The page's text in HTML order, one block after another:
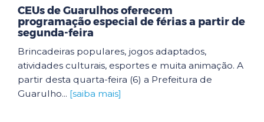
CEUs de Guarulhos oferecem
programação especial de férias a partir de
segunda-feira
Brincadeiras populares, jogos adaptados,
atividades culturais, esportes e muita animação. A
partir desta quarta-feira (6) a Prefeitura de
Guarulho... [saiba mais]